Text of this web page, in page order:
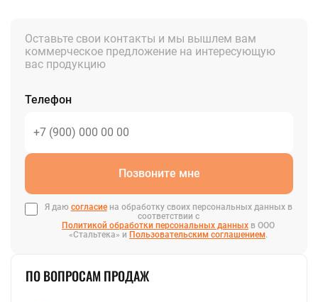
Оставьте свои контакты и мы вышлем вам
коммерческое предложение на интересующую
вас продукцию
Телефон
Позвоните мне
Я даю согласиена обработку своих персональных данных в
соответствии с
Политикой обработки персональных данных в ООО
«Стальтека» и Пользовательским соглашением.
ПО ВОПРОСАМ ПРОДАЖ